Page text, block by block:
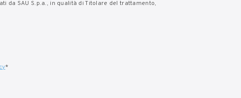
da SAU S.p.a., in qualità di Titolare del trattamento,
*